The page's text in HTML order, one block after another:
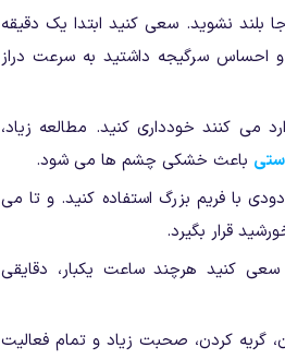
بلند نشوید. سعی کنید ابتدا یک دقیقه
احساس سرگیجه داشتید به سرعت دراز
می کنند خودداری کنید. مطالعه زیاد،
باعث خشکی چشم ها می شود.
با فریم بزرگ استفاده کنید. و تا می
قرار بگیرد.
کنید هرچند ساعت یکبار، دقایقی
گریه کردن، صحبت زیاد و تمام فعالیت